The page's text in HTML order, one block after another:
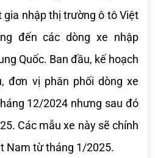
nhập thị trường ô tô Việt
đến các dòng xe nhập
Quốc. Ban đầu, kế hoạch
đơn vị phân phối dòng xe
12/2024 nhưng sau đó
Các mẫu xe này sẽ chính
Nam từ tháng 1/2025.